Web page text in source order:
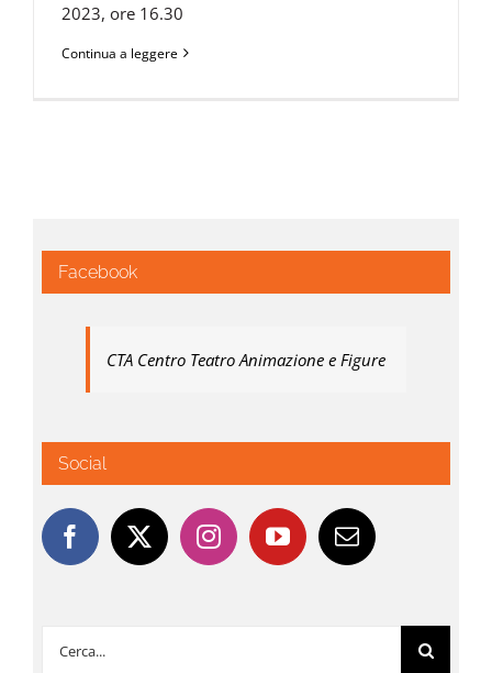
2023, ore 16.30
Continua a leggere
Facebook
CTA Centro Teatro Animazione e Figure
Social
Cerca